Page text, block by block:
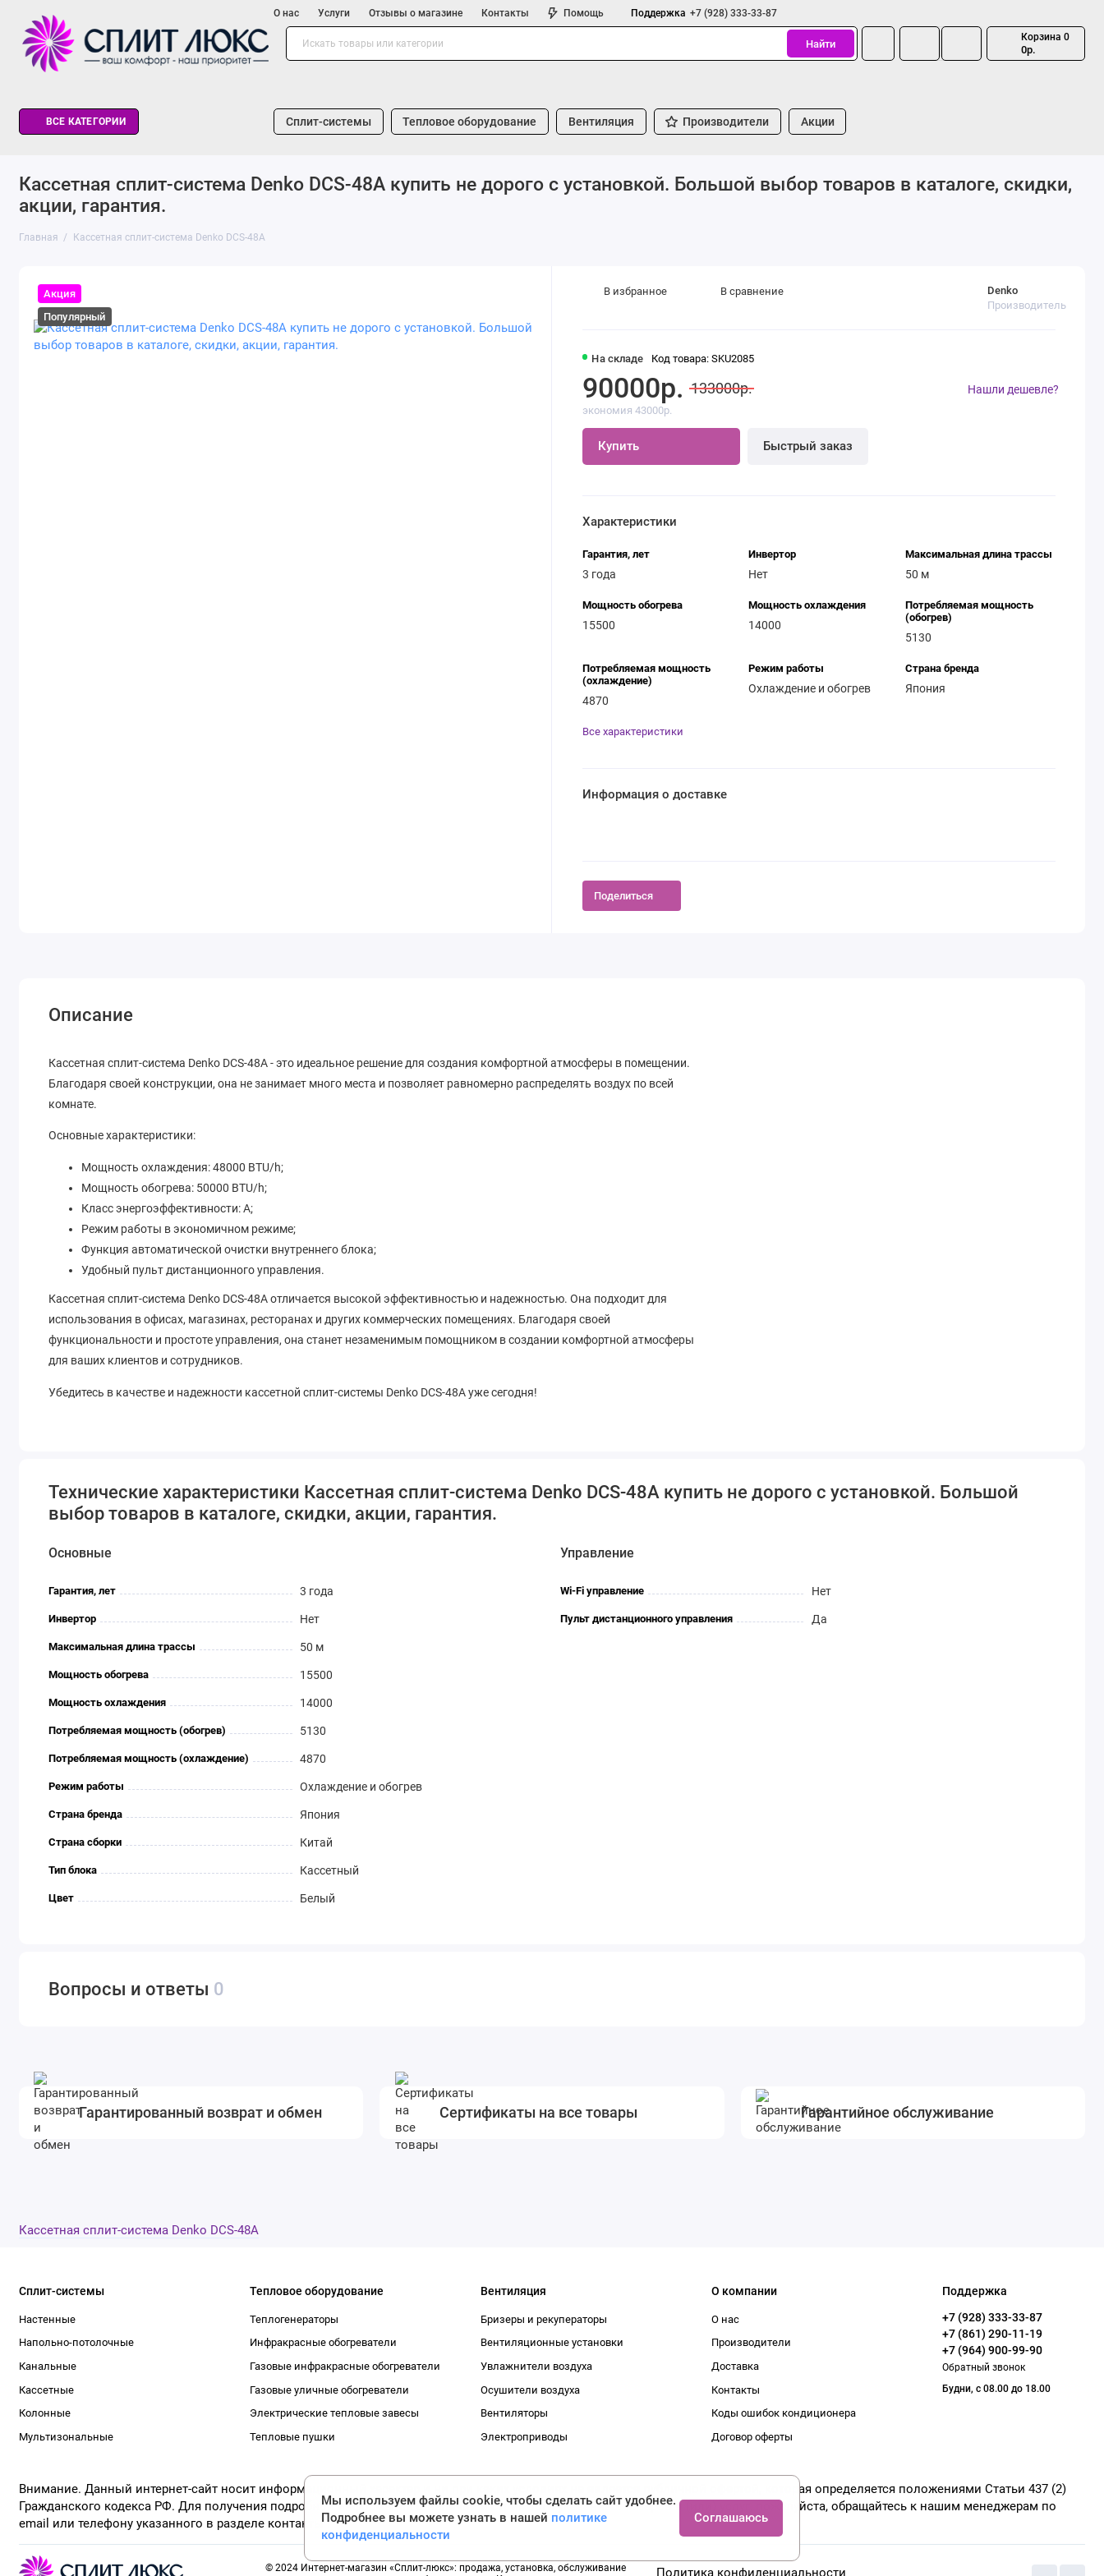
О нас Услуги Отзывы о магазине Контакты Помощь Поддержка +7 (928) 333-33-87
Найти
Корзина 0
0р.
ВСЕ КАТЕГОРИИ Сплит-системы Тепловое оборудование Вентиляция Производители Акции
Кассетная сплит-система Denko DCS-48A купить не дорого с установкой. Большой выбор товаров в каталоге, скидки,
акции, гарантия.
Главная Кассетная сплит-система Denko DCS-48A
Акция
Популярный
На складе Код товара: SKU2085
Denko
Производитель
90000р. 133000р.
экономия 43000р.
Купить Быстрый заказ
Нашли дешевле?
В избранное В сравнение
Характеристики
Гарантия, лет
3 года
Инвертор
Нет
Максимальная длина трассы
50 м
Мощность обогрева
15500
Мощность охлаждения
14000
Потребляемая мощность
(обогрев)
5130
Потребляемая мощность
(охлаждение)
4870
Режим работы
Охлаждение и обогрев
Страна бренда
Япония
Все характеристики
Информация о доставке
Поделиться
Описание
Кассетная сплит-система Denko DCS-48A - это идеальное решение для создания комфортной атмосферы в помещении.
Благодаря своей конструкции, она не занимает много места и позволяет равномерно распределять воздух по всей
комнате.
Основные характеристики:
Мощность охлаждения: 48000 BTU/h;
Мощность обогрева: 50000 BTU/h;
Класс энергоэффективности: A;
Режим работы в экономичном режиме;
Функция автоматической очистки внутреннего блока;
Удобный пульт дистанционного управления.
Кассетная сплит-система Denko DCS-48A отличается высокой эффективностью и надежностью. Она подходит для
использования в офисах, магазинах, ресторанах и других коммерческих помещениях. Благодаря своей
функциональности и простоте управления, она станет незаменимым помощником в создании комфортной атмосферы
для ваших клиентов и сотрудников.
Убедитесь в качестве и надежности кассетной сплит-системы Denko DCS-48A уже сегодня!
Технические характеристики Кассетная сплит-система Denko DCS-48A купить не дорого с установкой. Большой
выбор товаров в каталоге, скидки, акции, гарантия.
Основные
Гарантия, лет 3 года
Инвертор Нет
Максимальная длина трассы 50 м
Мощность обогрева 15500
Мощность охлаждения 14000
Потребляемая мощность (обогрев) 5130
Потребляемая мощность (охлаждение) 4870
Режим работы Охлаждение и обогрев
Страна бренда Япония
Страна сборки Китай
Тип блока Кассетный
Цвет Белый
Управление
Wi-Fi управление Нет
Пульт дистанционного управления Да
Вопросы и ответы 0
Гарантированный возврат и обмен Сертификаты на все товары Гарантийное обслуживание
Кассетная сплит-система Denko DCS-48A
Сплит-системы
Настенные
Напольно-потолочные
Канальные
Кассетные
Колонные
Мультизональные
Тепловое оборудование
Теплогенераторы
Инфракрасные обогреватели
Газовые инфракрасные обогреватели
Газовые уличные обогреватели
Электрические тепловые завесы
Тепловые пушки
Вентиляция
Бризеры и рекуператоры
Вентиляционные установки
Увлажнители воздуха
Осушители воздуха
Вентиляторы
Электроприводы
О компании
О нас
Производители
Доставка
Контакты
Коды ошибок кондиционера
Договор оферты
Поддержка
+7 (928) 333-33-87
+7 (861) 290-11-19
+7 (964) 900-99-90
Обратный звонок
Будни, с 08.00 до 18.00
Внимание. Данный интернет-сайт носит информационный характер и ни при каких условиях не является публичной офертой, которая определяется положениями Статьи 437 (2)
Гражданского кодекса РФ. Для получения подробной информации о наличии и стоимости указанных товаров и (или) услуг, пожалуйста, обращайтесь к нашим менеджерам по
email или телефону указанного в разделе контакты !
© 2024 Интернет-магазин «Сплит-люкс»: продажа, установка, обслуживание
Политика конфиденциальности
Мы используем файлы cookie, чтобы сделать сайт удобнее.
Подробнее вы можете узнать в нашей политике
конфиденциальности
Соглашаюсь